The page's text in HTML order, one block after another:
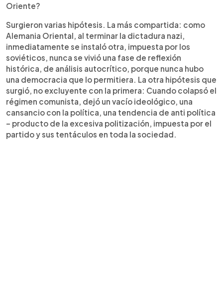
Oriente?
Surgieron varias hipótesis. La más compartida: como
Alemania Oriental, al terminar la dictadura nazi,
inmediatamente se instaló otra, impuesta por los
soviéticos, nunca se vivió una fase de reflexión
histórica, de análisis autocrítico, porque nunca hubo
una democracia que lo permitiera. La otra hipótesis que
surgió, no excluyente con la primera: Cuando colapsó el
régimen comunista, dejó un vacío ideológico, una
cansancio con la política, una tendencia de anti política
– producto de la excesiva politización, impuesta por el
partido y sus tentáculos en toda la sociedad.